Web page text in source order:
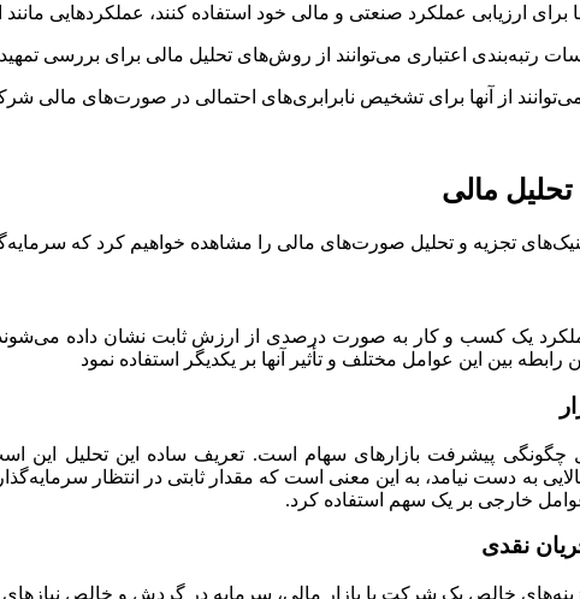
ارزیابی عملکرد صنعتی و مالی خود استفاده کنند، عملکردهایی
رتبه‌بندی اعتباری می‌توانند از روش‌های تحلیل مالی برای بررسی
از آنها برای تشخیص نابرابری‌های احتمالی در صورت‌های مالی
تحلیل مالی
تجزیه و تحلیل صورت‌های مالی را مشاهده خواهیم کرد که
یک کسب و کار به صورت درصدی از ارزش ثابت نشان داده
بین این عوامل مختلف و تأثیر آنها بر یکدیگر استفاده نمود
چگونگی پیشرفت بازارهای سهام است. تعریف ساده این تحلیل این
به دست نیامد، به این معنی است که مقدار ثابتی در انتظار
عوامل خارجی بر یک سهم استفاده کرد.
نقدی
هزینه‌های خالص یک شرکت یا بازار مالی، سرمایه در گردش و خالص